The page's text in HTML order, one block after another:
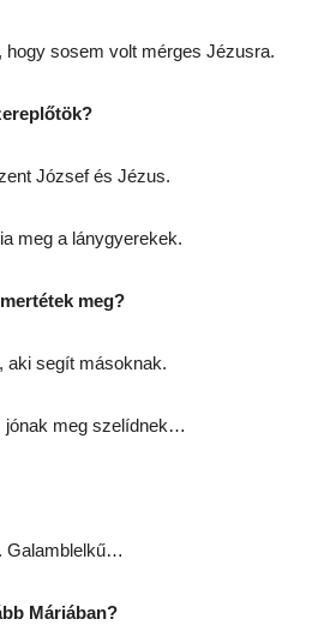
hogy sosem volt mérges Jézusra.
József és Jézus.
meg a lánygyerekek.
meg?
aki segít másoknak.
jónak meg szelídnek…
Galamblelkű…
Máriában?